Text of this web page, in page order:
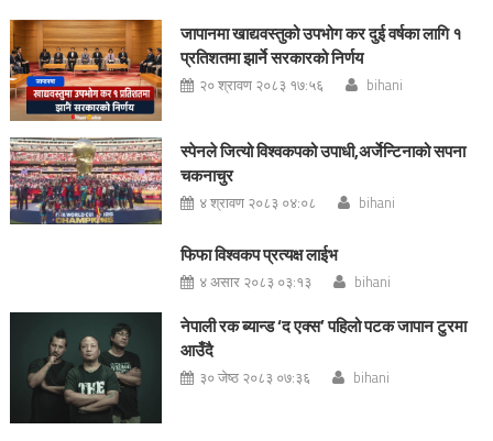
जापानमा खाद्यवस्तुको उपभोग कर दुई वर्षका लागि १
प्रतिशतमा झार्ने सरकारको निर्णय
२० श्रावण २०८३ १७:५६ bihani
स्पेनले जित्यो विश्वकपको उपाधी,अर्जेन्टिनाको सपना
चकनाचुर
४ श्रावण २०८३ ०४:०८ bihani
फिफा विश्वकप प्रत्यक्ष लाईभ
४ असार २०८३ ०३:१३ bihani
नेपाली रक ब्यान्ड ‘द एक्स’ पहिलो पटक जापान टुरमा
आउँदै
३० जेष्ठ २०८३ ०७:३६ bihani